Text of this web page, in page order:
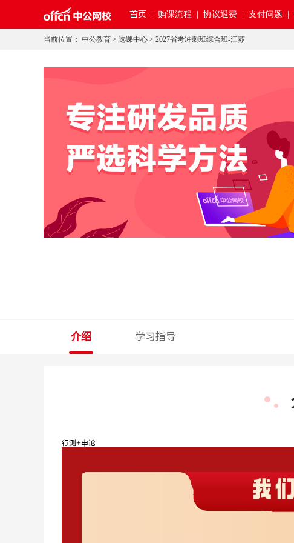
首页 购课流程 | 协议退费 | 支付问题 |
当前位置： 中公教育 > 选课中心 > 2027省考冲刺班综合班-江苏
介绍 学习指导
行测+申论
行测理科